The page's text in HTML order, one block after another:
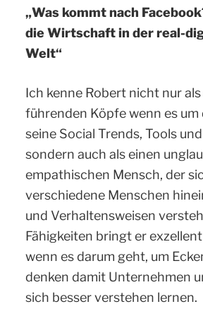
„Was kommt nach
die Wirtschaft in der real-
Welt“
Ich kenne Robert nicht nur
führenden Köpfe wenn es um
seine Social Trends, Tools
sondern auch als einen
empathischen Mensch, der
verschiedene Menschen
und Verhaltensweisen
Fähigkeiten bringt er
wenn es darum geht, um
denken damit Unternehmen
sich besser verstehen lernen.